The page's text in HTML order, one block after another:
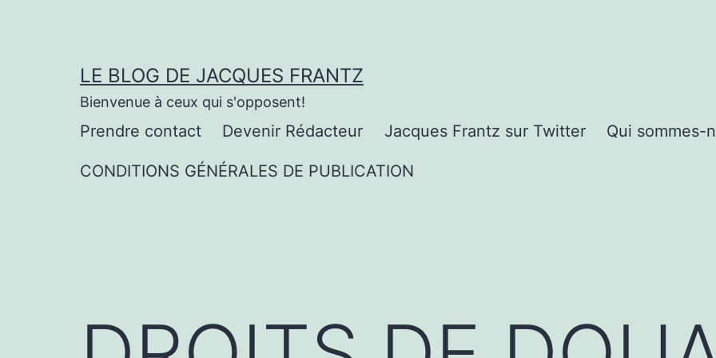
LE BLOG DE JACQUES FRANTZ
Bienvenue à ceux qui s'opposent!
Prendre contact Devenir Rédacteur Jacques Frantz sur Twitter Qui sommes-
CONDITIONS GÉNÉRALES DE PUBLICATION